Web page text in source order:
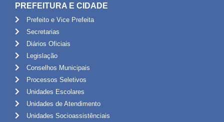
PREFEITURA E CIDADE
Prefeito e Vice Prefeita
Secretarias
Diários Oficiais
Legislação
Conselhos Municipais
Processos Seletivos
Unidades Escolares
Unidades de Atendimento
Unidades Socioassistênciais